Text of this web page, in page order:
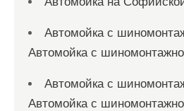
Автомойка с
Автомойка с
Автомойка с
Автомойка с